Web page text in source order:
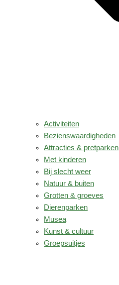
Activiteiten
Bezienswaardigheden
Attracties & pretparken
Met kinderen
Bij slecht weer
Natuur & buiten
Grotten & groeves
Dierenparken
Musea
Kunst & cultuur
Groepsuitjes